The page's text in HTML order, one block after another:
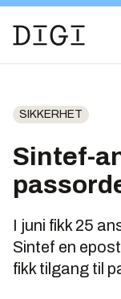
SIKKERHET
Sintef-
I juni fikk 25
Sintef en
fikk tilgang til